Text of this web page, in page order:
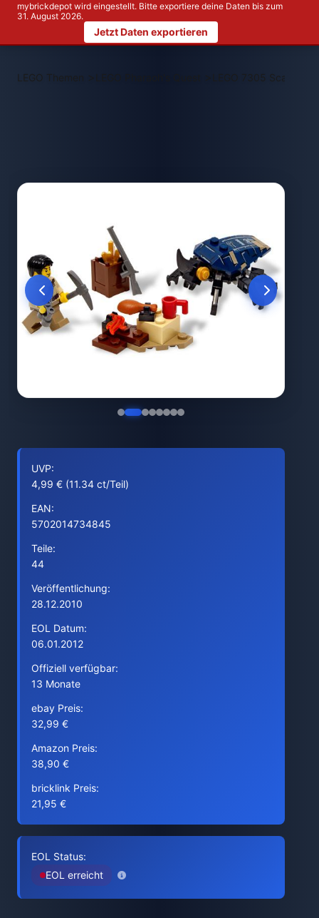
mybrickdepot wird eingestellt. Bitte exportiere deine Daten bis zum
31. August 2026.
Jetzt Daten exportieren
LEGO Themen > LEGO 7305 Scarab
UVP:
4,99 € (11.34 ct/Teil)
EAN:
5702014734845
Teile:
44
Veröffentlichung:
28.12.2010
EOL Datum:
06.01.2012
Offiziell verfügbar:
13 Monate
ebay Preis:
32,99 €
Amazon Preis:
38,90 €
bricklink Preis:
21,95 €
EOL Status:
EOL erreicht